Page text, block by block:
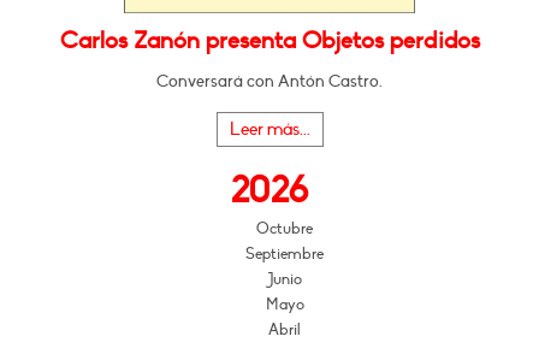
Carlos Zanón presenta Objetos perdidos
Conversará con Antón Castro.
Leer más...
2026
Octubre
Septiembre
Junio
Mayo
Abril